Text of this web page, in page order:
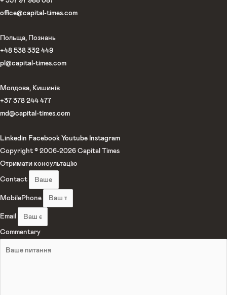
office@capital-times.com
Польща, Познань
+48 538 332 449
pl@capital-times.com
Молдова, Кишинів
+37 378 244 477
md@capital-times.com
Linkedin Facebook Youtube Instagram
Copyright © 2006-2026 Capital Times
Отримати консультацію
Contact
MobilePhone
Email
Commentary